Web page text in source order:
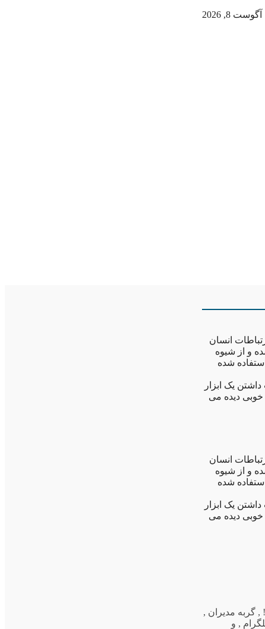
آگوست 8, 2026
انسان
و از شیوه
شده
یک ابزار
ادامه دارد، به خوبی دیده می
انسان
و از شیوه
شده
یک ابزار
ادامه دارد، به خوبی دیده می
, گربه مدیران ,
, و